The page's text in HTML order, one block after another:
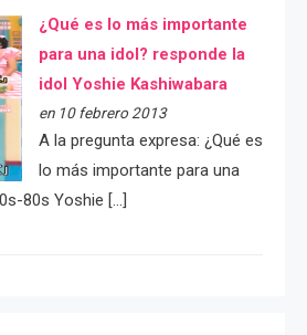
¿Qué es lo más importante
para una idol? responde la
idol Yoshie Kashiwabara
en 10 febrero 2013
A la pregunta expresa: ¿Qué es
lo más importante para una
80s Yoshie […]